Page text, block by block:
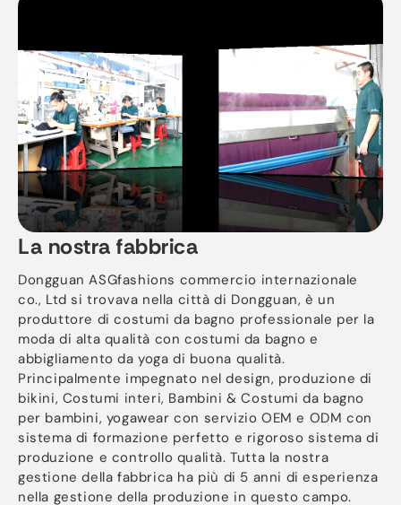
La nostra fabbrica
Dongguan ASGfashions commercio internazionale
co., Ltd si trovava nella città di Dongguan, è un
produttore di costumi da bagno professionale per la
moda di alta qualità con costumi da bagno e
abbigliamento da yoga di buona qualità.
Principalmente impegnato nel design, produzione di
bikini, Costumi interi, Bambini & Costumi da bagno
per bambini, yogawear con servizio OEM e ODM con
sistema di formazione perfetto e rigoroso sistema di
produzione e controllo qualità. Tutta la nostra
gestione della fabbrica ha più di 5 anni di esperienza
nella gestione della produzione in questo campo.